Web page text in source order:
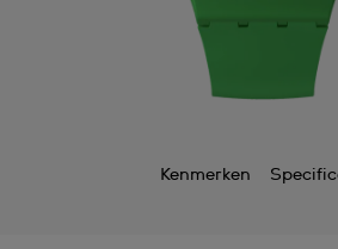
Kenmerken